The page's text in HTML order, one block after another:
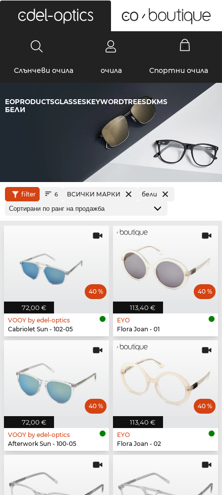
Слънчеви очила очила Спортни очила
EOPRODUCTSGLASSESKEYWORDTREESDKMS
БЕЛИ
filter 6 ВСИЧКИ МАРКИ бели
72,00 €
40 %
VOOY by edel-optics
Cabriolet Sun - 102-05
113,40 €
40 %
EYO
Flora Joan - 01
72,00 €
40 %
VOOY by edel-optics
Afterwork Sun - 100-05
113,40 €
40 %
EYO
Flora Joan - 02